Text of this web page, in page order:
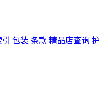
包装 条款 精品店查询 护